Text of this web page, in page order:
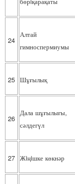
24
Алтай
гимноспермиумы
25 Шұғылық
26
Дала шұғылығы,
сәлдегүл
27 Жiңiшке көкнәр